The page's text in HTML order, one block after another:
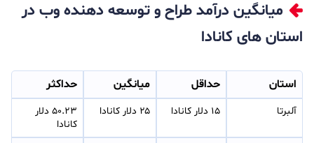
میانگین درآمد طراح و توسعه دهنده وب در
استان‌ های کانادا
استان حداقل میانگین حداکثر
آلبرتا ۱۵ دلار کانادا ۲۵ دلار کانادا
کانادا